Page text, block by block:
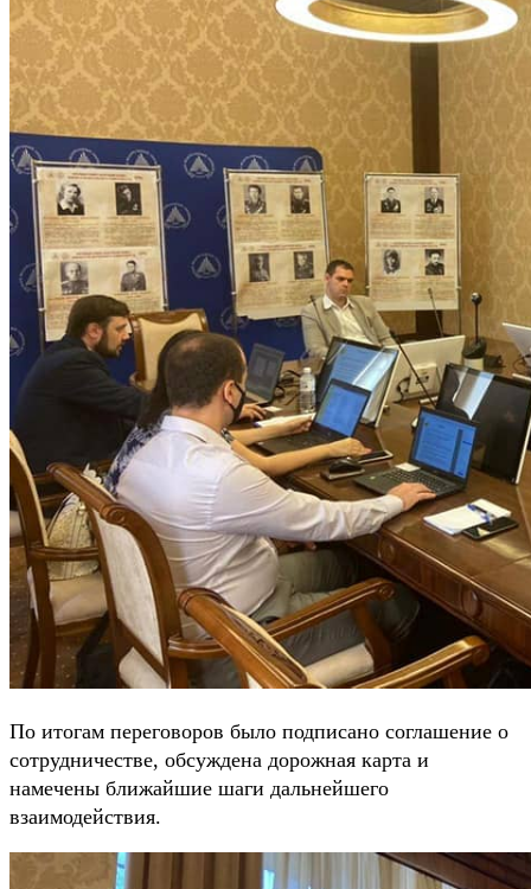
По итогам переговоров было подписано соглашение о
сотрудничестве, обсуждена дорожная карта и
намечены ближайшие шаги дальнейшего
взаимодействия.